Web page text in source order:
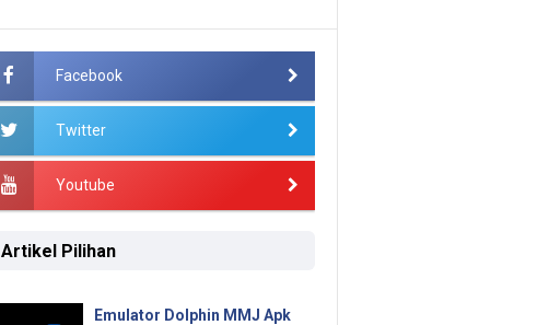
Facebook
Twitter
Youtube
Artikel Pilihan
Emulator Dolphin MMJ Apk